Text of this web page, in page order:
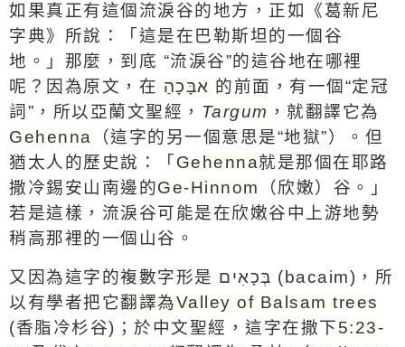
如果真正有這個流淚谷的地方，正如《葛新尼
字典》所說：「這是在巴勒斯坦的一個谷
地。」那麼，到底 “流淚谷”的這谷地在哪裡
呢？因為原文，在
的前面，有一個 “定冠
詞 ” ，所以亞蘭文聖經， Targum ，就翻譯它為
Gehenna （這字的另一個意思是“地獄”）。但
猶太人的歷史說：「 Gehenna就是那個在耶路
撒冷錫安山南邊的Ge-Hinnom
（欣嫩）谷。」
若是這樣，流淚谷可能是在欣嫩谷中上游地勢
稍高那裡的一個山谷。
又因為這字的複數字形是 בְּכָאִים (bacaim) ，所
以有學者把它翻譯為Valley of Balsam trees
(香脂冷杉谷) ；於中文聖經 ，這字在撒下5:23-